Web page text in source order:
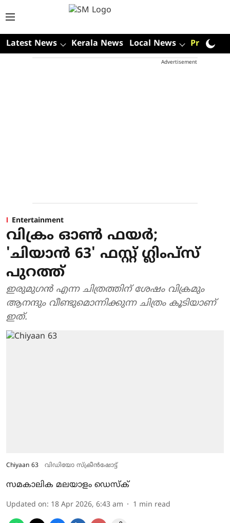
Latest News Kerala News Local News Premium
Advertisement
Entertainment
വിക്രം ഓൺ ഫയർ;
'ചിയാൻ 63' ഫസ്റ്റ് ​ഗ്ലിംപ്സ്
പുറത്ത്
ഇരുമു​ഗൻ എന്ന ചിത്രത്തിന് ശേഷം വിക്രമും
ആനന്ദും വീണ്ടുമൊന്നിക്കുന്ന ചിത്രം കൂടിയാണ്
ഇത്.
Chiyaan 63 വിഡിയോ സ്ക്രീൻഷോട്ട്
സമകാലിക മലയാളം ഡെസ്ക്
Updated on: 18 Apr 2026, 6:43 am 1 min read